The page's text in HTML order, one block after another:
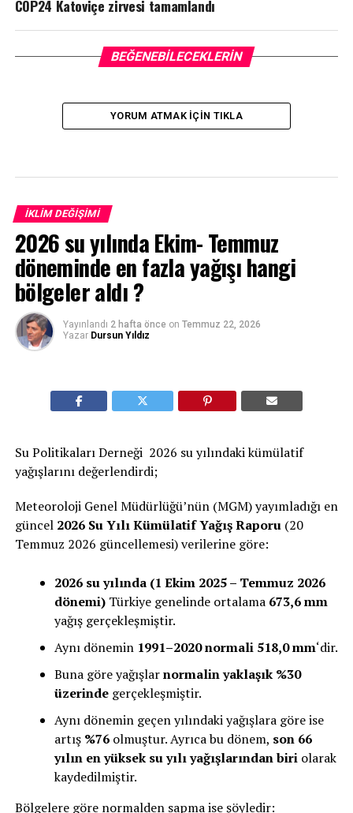
COP24 Katoviçe zirvesi tamamlandı
BEĞENEBILECEKLERIN
YORUM ATMAK IÇIN TIKLA
İKLIM DEĞIŞIMI
2026 su yılında Ekim- Temmuz
döneminde en fazla yağışı hangi
bölgeler aldı ?
Yayınlandı 2 hafta önce on Temmuz 22, 2026
Yazar Dursun Yıldız
Su Politikaları Derneği 2026 su yılındaki kümülatif
yağışlarını değerlendirdi;
Meteoroloji Genel Müdürlüğü’nün (MGM) yayımladığı en
güncel 2026 Su Yılı Kümülatif Yağış Raporu(20
Temmuz 2026 güncellemesi) verilerine göre:
2026 su yılında (1 Ekim 2025 – Temmuz 2026
dönemi)Türkiye genelinde ortalama 673,6 mm
yağış gerçekleşmiştir.
Aynı dönemin 1991–2020 normali 518,0 mm‘dir.
Buna göre yağışlarnormalin yaklaşık %30
üzerindegerçekleşmiştir.
Aynı dönemin geçen yılındaki yağışlara göre ise
artış %76olmuştur. Ayrıca bu dönem, son 66
yılın en yüksek su yılı yağışlarından biriolarak
kaydedilmiştir.
Bölgelere göre normalden sapma ise şöyledir: